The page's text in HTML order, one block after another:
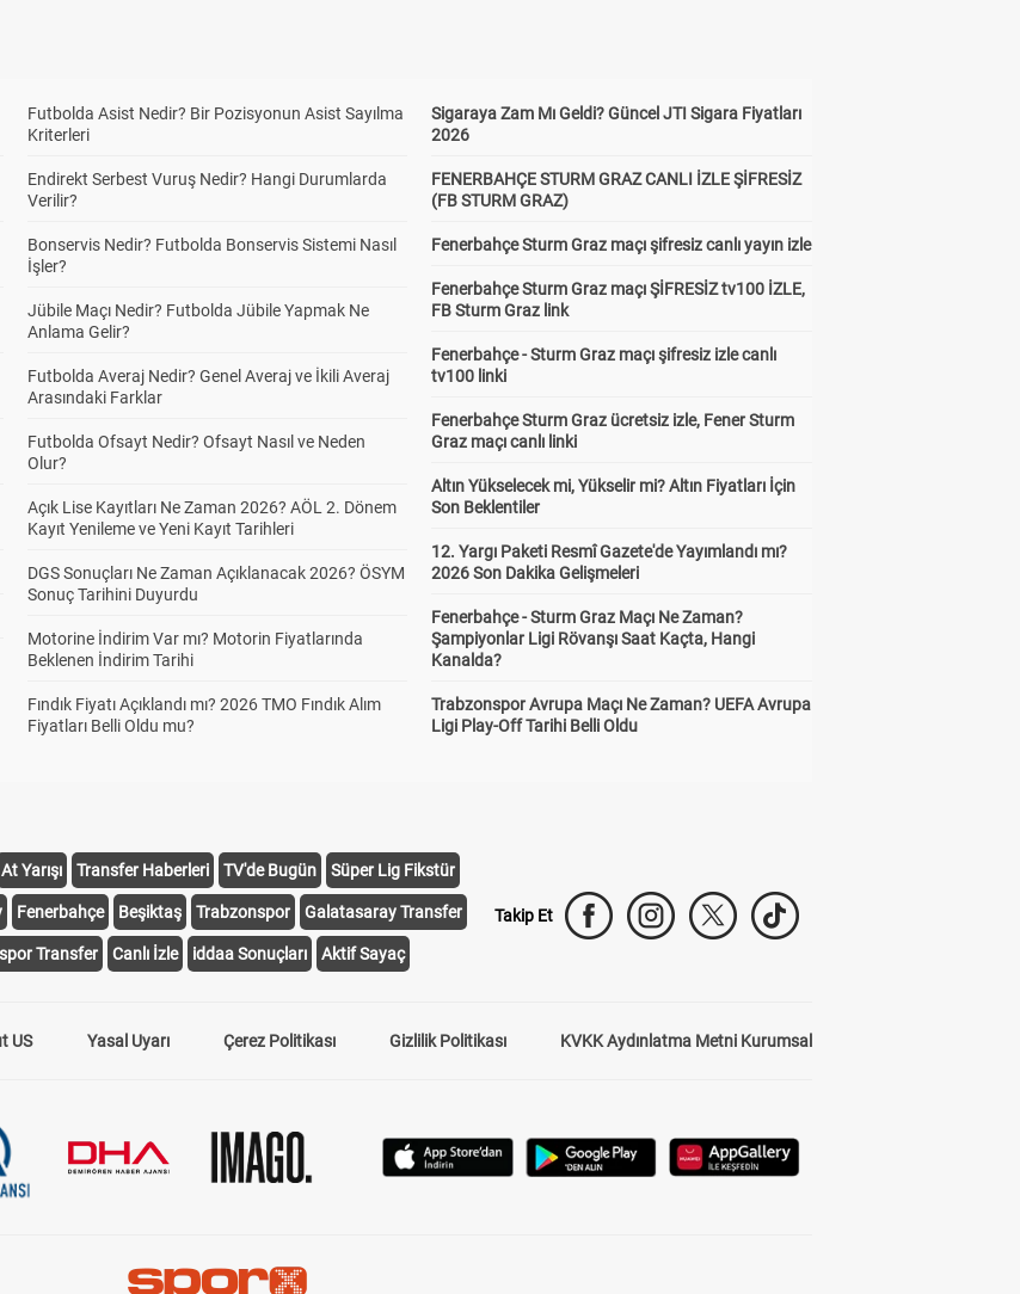
Futbolda Asist Nedir? Bir Pozisyonun Asist Sayılma
Kriterleri
Endirekt Serbest Vuruş Nedir? Hangi Durumlarda
Verilir?
Bonservis Nedir? Futbolda Bonservis Sistemi Nasıl
İşler?
Jübile Maçı Nedir? Futbolda Jübile Yapmak Ne
Anlama Gelir?
Futbolda Averaj Nedir? Genel Averaj ve İkili Averaj
Arasındaki Farklar
Futbolda Ofsayt Nedir? Ofsayt Nasıl ve Neden
Olur?
Açık Lise Kayıtları Ne Zaman 2026? AÖL 2. Dönem
Kayıt Yenileme ve Yeni Kayıt Tarihleri
DGS Sonuçları Ne Zaman Açıklanacak 2026? ÖSYM
Sonuç Tarihini Duyurdu
Motorine İndirim Var mı? Motorin Fiyatlarında
Beklenen İndirim Tarihi
Fındık Fiyatı Açıklandı mı? 2026 TMO Fındık Alım
Fiyatları Belli Oldu mu?
Sigaraya Zam Mı Geldi? Güncel JTI Sigara Fiyatları
2026
FENERBAHÇE STURM GRAZ CANLI İZLE ŞİFRESİZ
(FB STURM GRAZ)
Fenerbahçe Sturm Graz maçı şifresiz canlı yayın izle
Fenerbahçe Sturm Graz maçı ŞİFRESİZ tv100 İZLE,
FB Sturm Graz link
Fenerbahçe - Sturm Graz maçı şifresiz izle canlı
tv100 linki
Fenerbahçe Sturm Graz ücretsiz izle, Fener Sturm
Graz maçı canlı linki
Altın Yükselecek mi, Yükselir mi? Altın Fiyatları İçin
Son Beklentiler
12. Yargı Paketi Resmî Gazete'de Yayımlandı mı?
2026 Son Dakika Gelişmeleri
Fenerbahçe - Sturm Graz Maçı Ne Zaman?
Şampiyonlar Ligi Rövanşı Saat Kaçta, Hangi
Kanalda?
Trabzonspor Avrupa Maçı Ne Zaman? UEFA Avrupa
Ligi Play-Off Tarihi Belli Oldu
At Yarışı Transfer Haberleri TV'de Bugün Süper Lig Fikstür
Fenerbahçe Beşiktaş Trabzonspor Galatasaray Transfer
Transfer Canlı İzle iddaa Sonuçları Aktif Sayaç
Takip Et
US Yasal Uyarı Çerez Politikası Gizlilik Politikası KVKK Aydınlatma Metni Kurumsal